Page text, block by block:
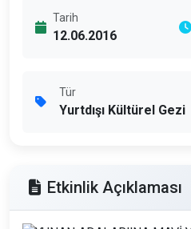
Tarih
12.06.2016
Tür
Yurtdışı Kültürel Gezi
Etkinlik Açıklaması